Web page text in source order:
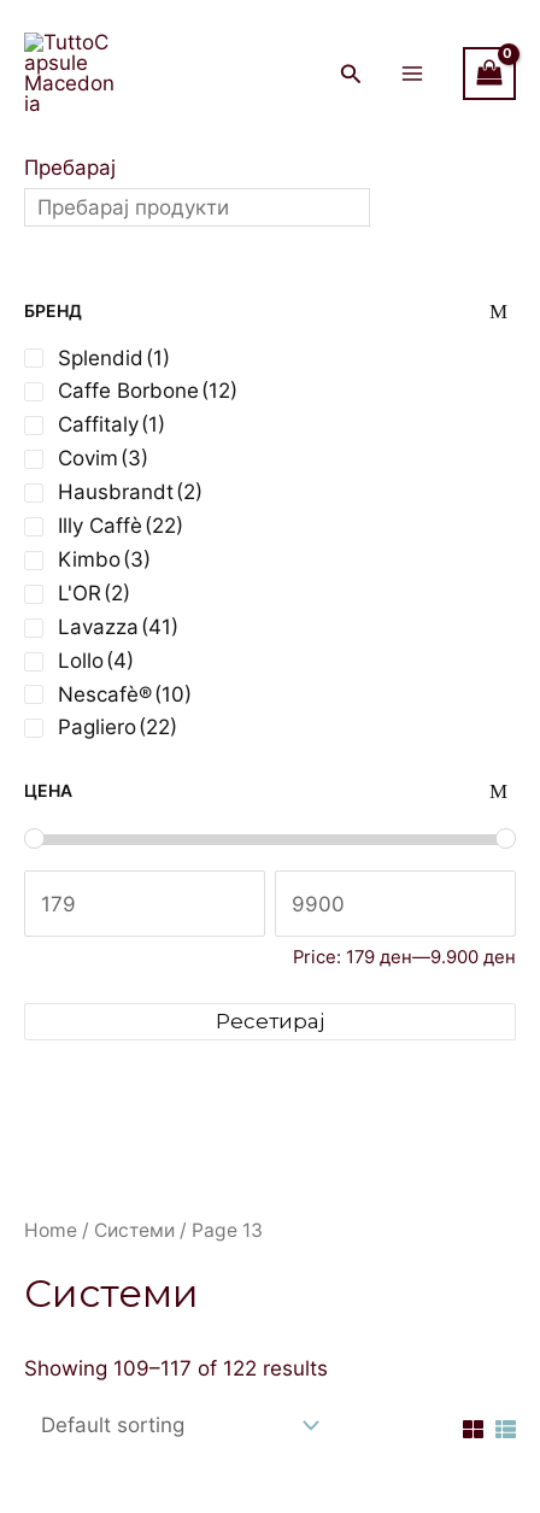
content
Menu
Пребарај
БРЕНД
Splendid (1)
Caffe Borbone (12)
Caffitaly(1)
Covim (3)
Hausbrandt(2)
Illy Caffè (22)
Kimbo(3)
L'OR (2)
Lavazza (41)
Lollo(4)
Nescafè®(10)
Pagliero(22)
ЦЕНА
Price: 179 ден—9.900 ден
Ресетирај
Home / Системи / Page 13
Системи
Showing 109–117 of 122 results